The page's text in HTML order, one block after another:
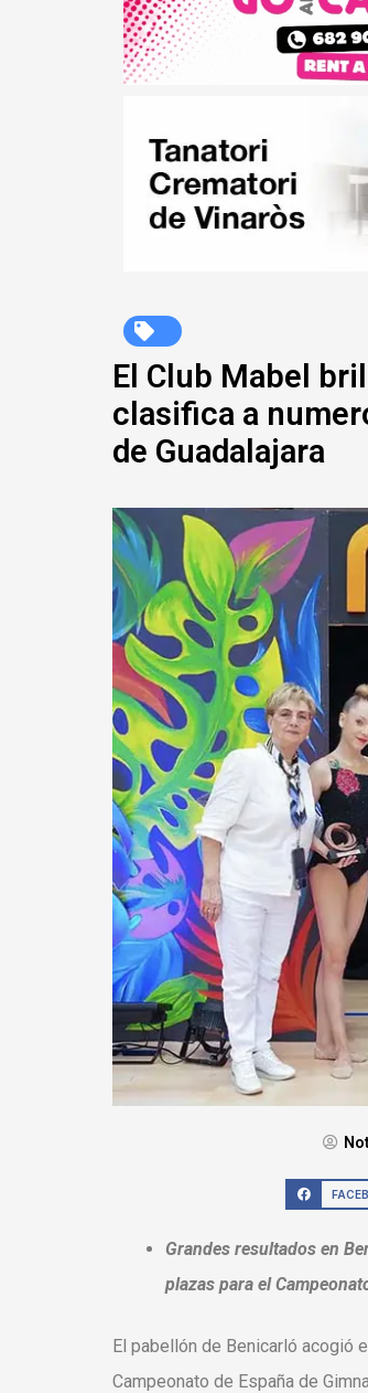
El Club Mabel
clasifica a
de Guadalajara
Grandes resultados en
plazas para el
El pabellón de Benicarló acogió
Campeonato de España de